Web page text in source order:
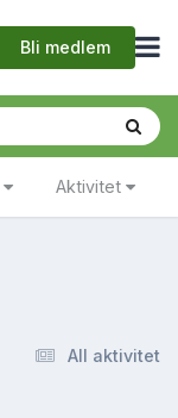
Bli medlem
Aktivitet
All aktivitet